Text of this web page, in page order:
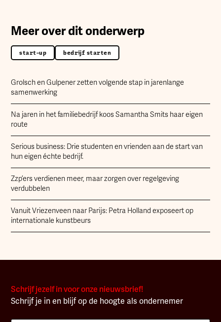
Meer over dit onderwerp
start-up bedrijf starten
Grolsch en Gulpener zetten volgende stap in jarenlange
samenwerking
Na jaren in het familiebedrijf koos Samantha Smits haar eigen
route
Serious business: Drie studenten en vrienden aan de start van
hun eigen échte bedrijf.
Zzp’ers verdienen meer, maar zorgen over regelgeving
verdubbelen
Vanuit Vriezenveen naar Parijs: Petra Holland exposeert op
internationale kunstbeurs
Schrijf jezelf in voor onze nieuwsbrief!
Schrijf je in en blijf op de hoogte als ondernemer